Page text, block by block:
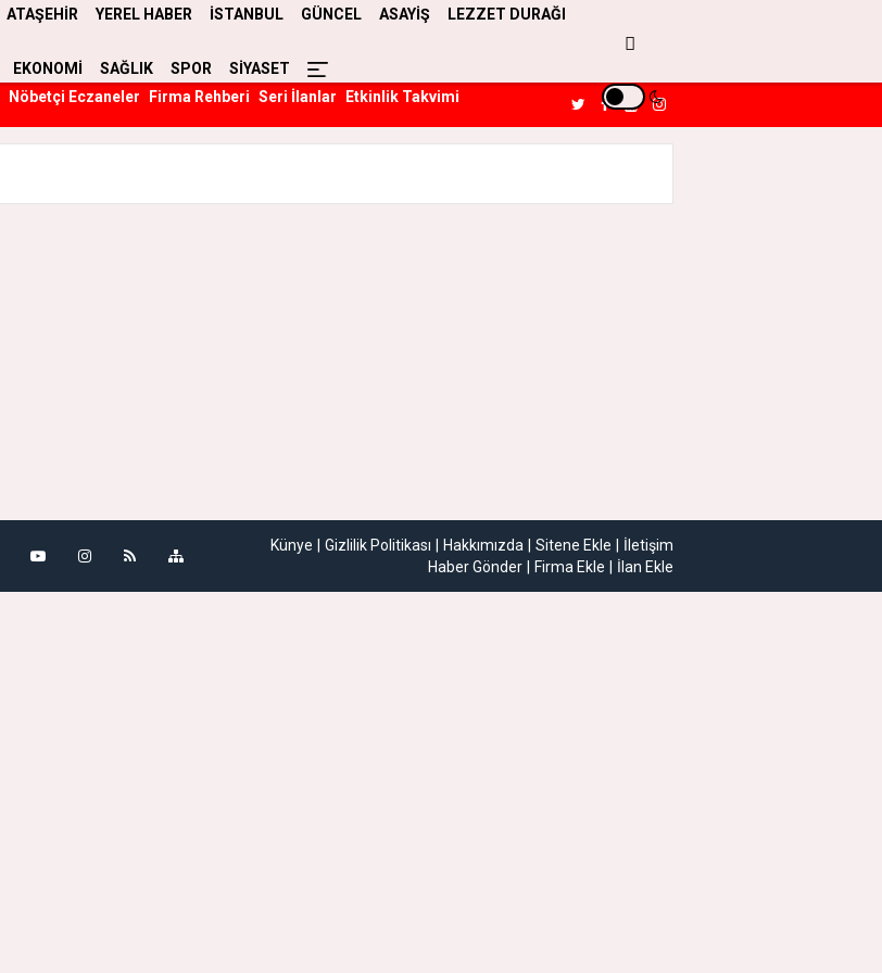
ATAŞEHİR YEREL HABER İSTANBUL GÜNCEL ASAYİŞ LEZZET DURAĞI
EKONOMİ SAĞLIK SPOR
SİYASET
Nöbetçi Eczaneler Firma Rehberi Seri İlanlar
Etkinlik Takvimi
Künye Gizlilik Politikası Hakkımızda Sitene Ekle
İletişim
Haber Gönder
Firma Ekle İlan Ekle